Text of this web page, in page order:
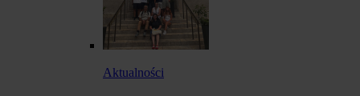
Aktualności